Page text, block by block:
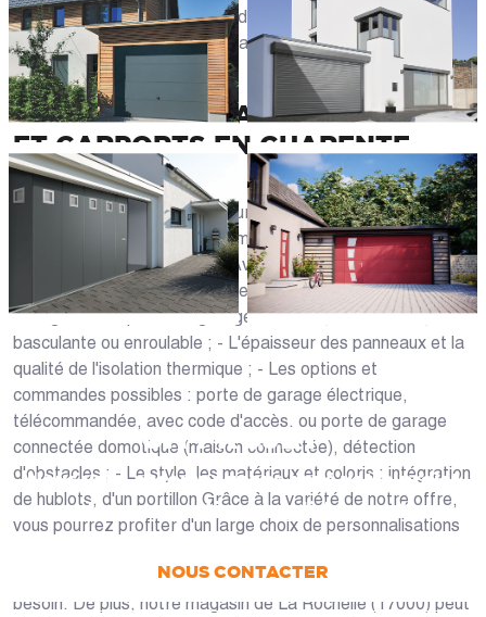
d'ouverture, des dimensions, des matériaux, du coloris et du
style : l'analyse des besoins par un spécialiste vous
permettra d'y voir plus clair.
PORTES DE GARAGE SUR MESURE
ET CARPORTS EN CHARENTE-
MARITIME
En magasin ou directement sur notre site web, les experts
de Caséo en Charente-Maritime (17) sont là pour vous aider
à mieux définir votre projet. Avec eux, vous pourrez faire le
point sur : - Le système d'ouverture le mieux adapté à la
configuration : porte de garage battante, sectionnelle,
basculante ou enroulable ; - L'épaisseur des panneaux et la
qualité de l'isolation thermique ; - Les options et
commandes possibles : porte de garage électrique,
télécommandée, avec code d'accès, ou porte de garage
connectée domotique (maison connectée), détection
d'obstacles ; - Le style, les matériaux et coloris : intégration
de hublots, d'un portillon Grâce à la variété de notre offre,
vous pourrez profiter d'un large choix de personnalisations
entièrement personnalisée, correspondant vraiment à votre
besoin. De plus, notre magasin de La Rochelle (17000) peut
UN PROJET ?
Nous vous accompagnons dans votre projet
de la conception jusqu’à la pose !
NOUS CONTACTER